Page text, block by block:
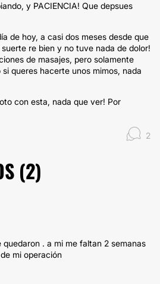
y PACIENCIA! Que depsues
de hoy, a casi dos meses desde que
re bien y no tuve nada de dolor!
de masajes, pero solamente
queres hacerte unos mimos, nada
con esta, nada que ver! Por
2
(2)
. a mi me faltan 2 semanas
mi operación